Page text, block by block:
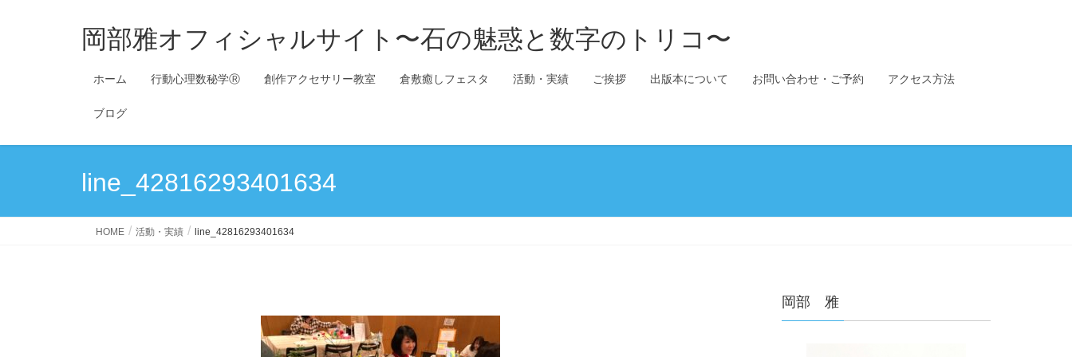
岡部雅オフィシャルサイト〜石の魅惑と数字のトリコ〜
ホーム 行動心理数秘学Ⓡ 創作アクセサリー教室 倉敷癒しフェスタ 活動・実績 ご挨拶 出版本について お問い合わせ・ご予約 アクセス方法
ブログ
line_42816293401634
HOME 活動・実績 line_42816293401634
岡部 雅